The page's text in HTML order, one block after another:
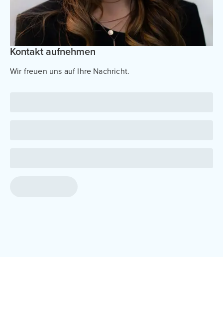
Kontakt aufnehmen
Wir freuen uns auf Ihre Nachricht.